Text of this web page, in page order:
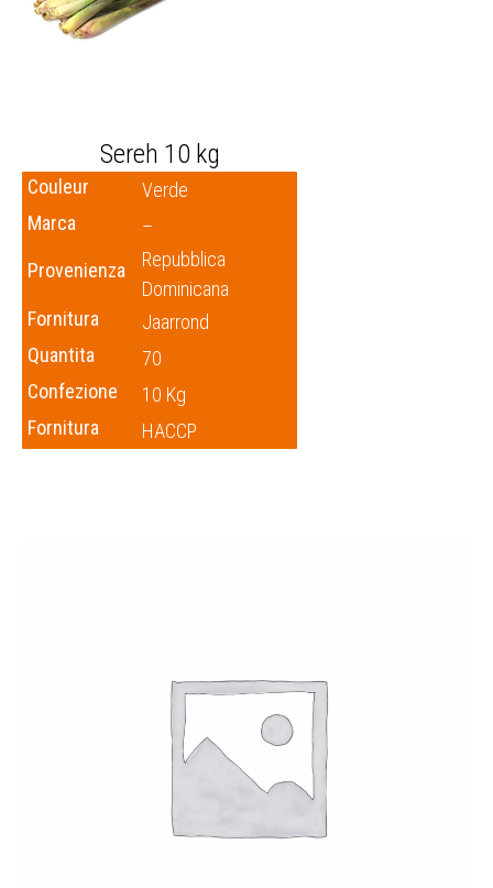
Sereh 10 kg
Couleur
Verde
Marca
–
Provenienza
Repubblica
Dominicana
Fornitura
Jaarrond
Quantita
70
Confezione
10 Kg
Fornitura
HACCP